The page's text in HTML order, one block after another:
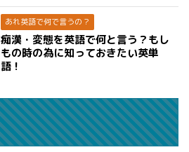
あれ英語で何で言うの？
痴漢・変態を英語で何と言う？もし
もの時の為に知っておきたい英単
語！